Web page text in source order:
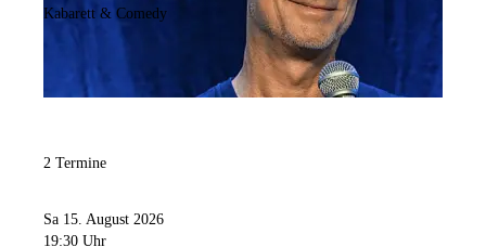
Kabarett & Comedy
2 Termine
Sa 15. August 2026
19:30 Uhr